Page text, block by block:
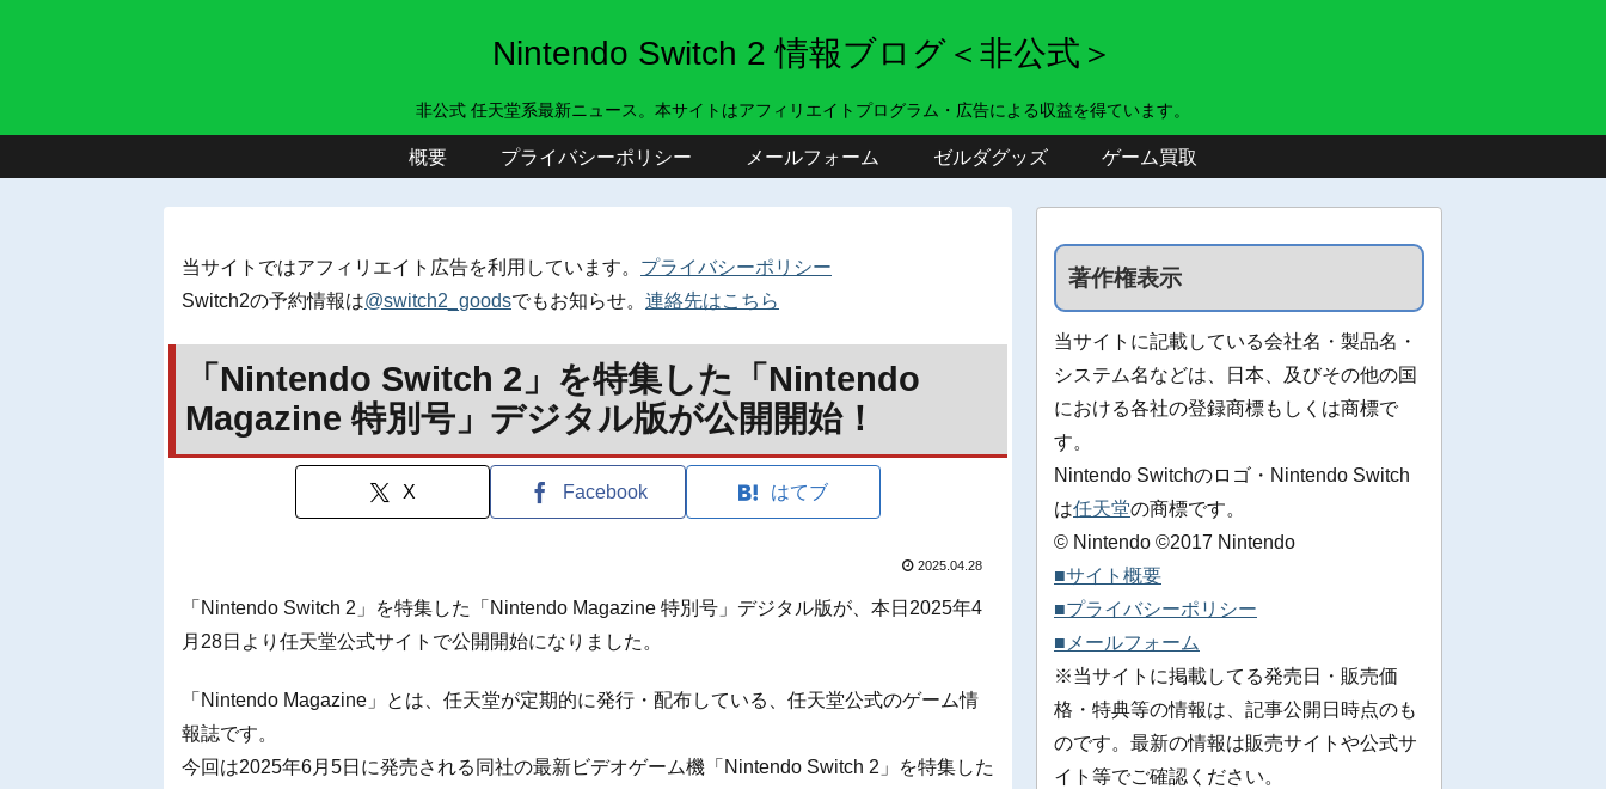
Nintendo Switch 2 情報ブログ＜非公式＞
非公式 任天堂系最新ニュース。本サイトはアフィリエイトプログラム・広告による収益を得ています。
概要 プライバシーポリシー メールフォーム ゼルダグッズ ゲーム買取
当サイトではアフィリエイト広告を利用しています。 プライバシーポリシー
Switch2の予約情報は@switch2_goodsでもお知らせ。 連絡先はこちら
「Nintendo Switch 2」を特集した「Nintendo
Magazine 特別号」デジタル版が公開開始！
X Facebook はてブ
2025.04.28
「Nintendo Switch 2」を特集した「Nintendo Magazine 特別号」デジタル版が、本日2025年4
月28日より任天堂公式サイトで公開開始になりました。
「Nintendo Magazine」とは、任天堂が定期的に発行・配布している、任天堂公式のゲーム情
報誌です。
今回は2025年6月5日に発売される同社の最新ビデオゲーム機「Nintendo Switch 2」を特集した
著作権表示
当サイトに記載している会社名・製品名・
システム名などは、日本、及びその他の国
における各社の登録商標もしくは商標で
す。
Nintendo Switchのロゴ・Nintendo Switch
は任天堂の商標です。
© Nintendo ©2017 Nintendo
■サイト概要
■プライバシーポリシー
■メールフォーム
※当サイトに掲載してる発売日・販売価
格・特典等の情報は、記事公開日時点のも
のです。最新の情報は販売サイトや公式サ
イト等でご確認ください。